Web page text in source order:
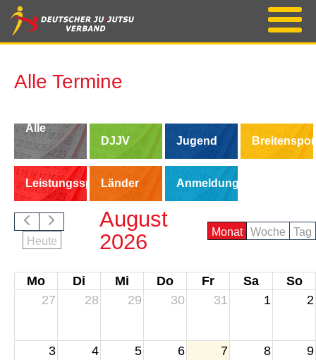
Alle Termine
Alle
Termine
Leistungssport
DJJV
Länder
Jugend
Anmeldung/Buchung
Heute
August
2026
Monat Woche Tag
Mo Di Mi Do Fr Sa
So
27
28 29 30 31 1 2
3 4 5 6 7 8 9